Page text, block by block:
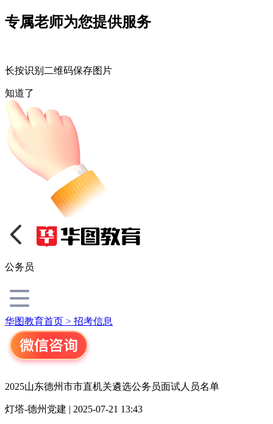
专属老师为您提供服务
长按识别二维码保存图片
知道了
公务员
华图教育首页 > 招考信息
2025山东德州市市直机关遴选公务员面试人员名单
灯塔-德州党建 | 2025-07-21 13:43